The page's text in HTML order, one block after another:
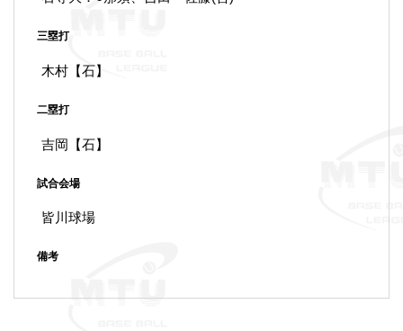
三塁打
木村【石】
二塁打
吉岡【石】
試合会場
皆川球場
備考